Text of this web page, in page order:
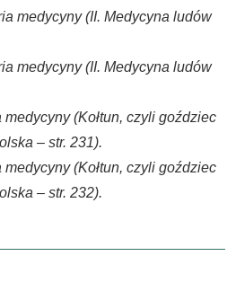
medycyny (II. Medycyna ludów
medycyny (II. Medycyna ludów
(Kołtun, czyli goździec
– str. 231).
(Kołtun, czyli goździec
– str. 232).